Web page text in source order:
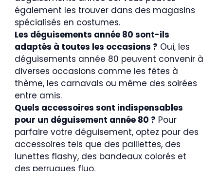
également les trouver dans des magasins
spécialisés en costumes.
Les déguisements année 80 sont-ils
adaptés à toutes les occasions ? Oui, les
déguisements année 80 peuvent convenir à
diverses occasions comme les fêtes à
thème, les carnavals ou même des soirées
entre amis.
Quels accessoires sont indispensables
pour un déguisement année 80 ? Pour
parfaire votre déguisement, optez pour des
accessoires tels que des paillettes, des
lunettes flashy, des bandeaux colorés et